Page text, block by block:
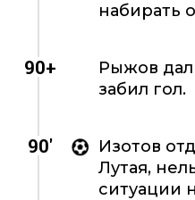
набирать
90+
Рыжов
забил гол.
90'
Изотов
Лутая,
ситуации